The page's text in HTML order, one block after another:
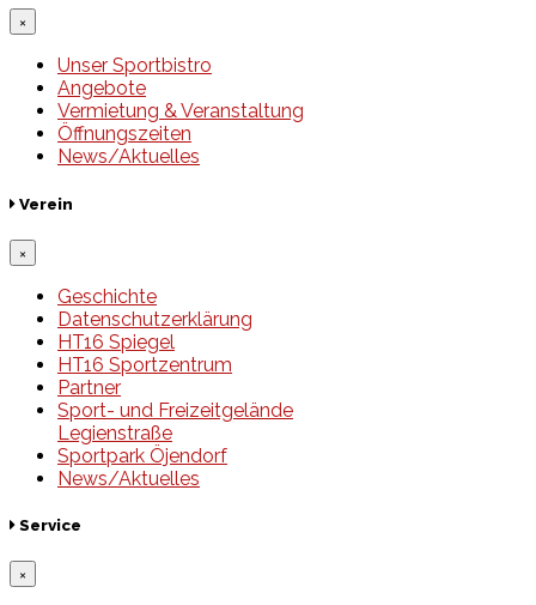
×
Unser Sportbistro
Angebote
Vermietung & Veranstaltung
Öffnungszeiten
News/Aktuelles
Verein
×
Geschichte
Datenschutzerklärung
HT16 Spiegel
HT16 Sportzentrum
Partner
Sport- und Freizeitgelände
Legienstraße
Sportpark Öjendorf
News/Aktuelles
Service
×